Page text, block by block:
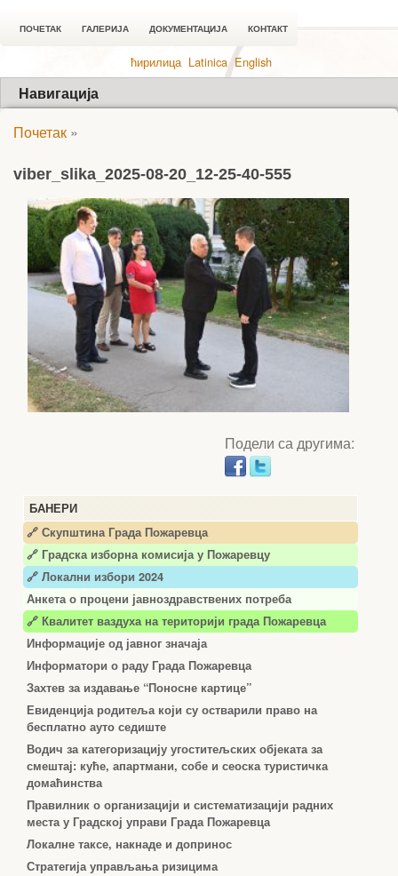
ПОЧЕТАК ГАЛЕРИЈА ДОКУМЕНТАЦИЈА КОНТАКТ
ћирилица Latinica English
Навигација
БАНЕРИ
🔗 Скупштина Града Пожаревца
🔗 Градска изборна комисија у Пожаревцу
🔗 Локални избори 2024
Анкета о процени јавноздравствених потреба
🔗 Квалитет ваздуха на територији града Пожаревца
Информације од јавног значаја
Информатори о раду Града Пожаревца
Захтев за издавање “Поносне картице”
Евиденција родитеља који су остварили право на
бесплатно ауто седиште
Водич за категоризацију угоститељских објеката за
смештај: куће, апартмани, собе и сеоска туристичка
домаћинства
Правилник о организацији и систематизацији радних
места у Градској управи Града Пожаревца
Локалне таксе, накнаде и допринос
Стратегија управљања ризицима
Почетак »
viber_slika_2025-08-20_12-25-40-555
Подели са другима: